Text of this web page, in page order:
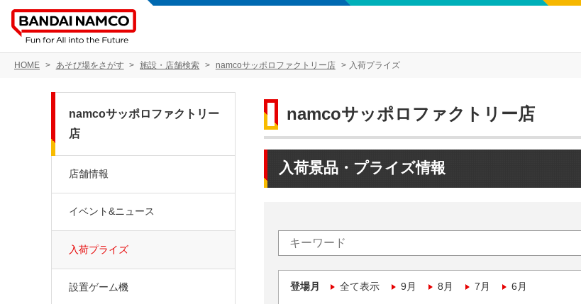
HOME あそび場をさがす 施設・店舗検索 namcoサッポロファクトリー店 入荷プライズ
namcoサッポロファクトリー店
入荷景品・プライズ情報
登場月 全て表示 9月 8月 7月 6月
namcoサッポロファクトリー
店
店舗情報
イベント&ニュース
入荷プライズ
設置ゲーム機